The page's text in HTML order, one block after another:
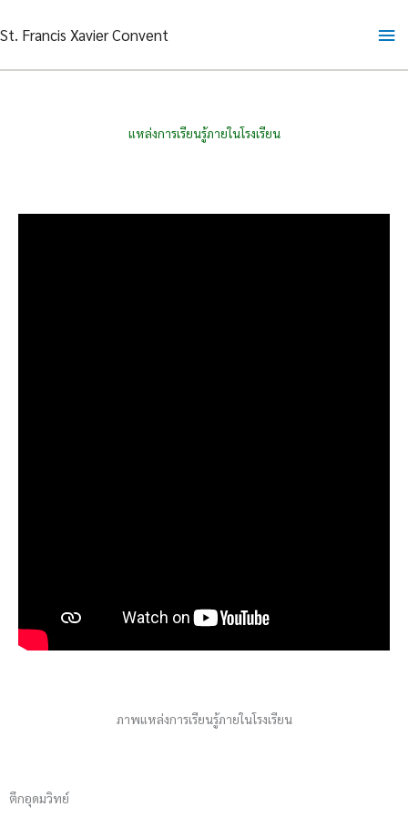
to
St. Francis Xavier Convent
แหล่งการเรียนรู้ภายในโรงเรียน
ภาพแหล่งการเรียนรู้ภายในโรงเรียน
ตึกอุดมวิทย์